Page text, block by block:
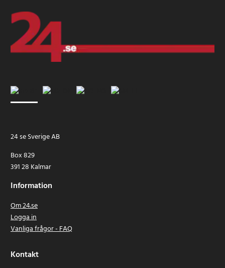
24 se Sverige AB
Box 829
391 28 Kalmar
Information
Om 24.se
Logga in
Vanliga frågor - FAQ
Kontakt